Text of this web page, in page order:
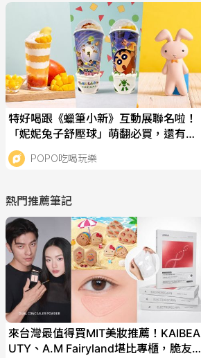
特好喝跟《蠟筆小新》互動展聯名啦！
「妮妮兔子舒壓球」萌翻必買，還有限
定「芒夏啵啵冰沙」要喝！
POPO吃喝玩樂
熱門推薦筆記
來台灣最值得買MIT美妝推薦！KAIBEA
UTY、A.M Fairyland堪比專櫃，脆友激